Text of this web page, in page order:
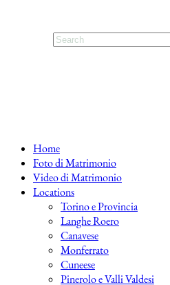
Home
Foto di Matrimonio
Video di Matrimonio
Locations
Torino e Provincia
Langhe Roero
Canavese
Monferrato
Cuneese
Pinerolo e Valli Valdesi